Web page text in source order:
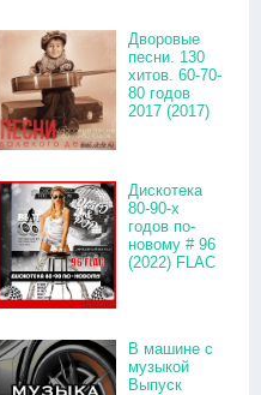
Дворовые
песни. 130
хитов. 60-70-
80 годов
2017 (2017)
Дискотека
80-90-х
годов по-
новому # 96
(2022) FLAC
В машине с
музыкой
Выпуск